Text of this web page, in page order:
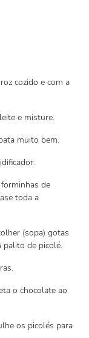
cozido e com a
e misture.
muito bem.
de
toda a
(sopa) gotas
palito de picolé.
o chocolate ao
os picolés para